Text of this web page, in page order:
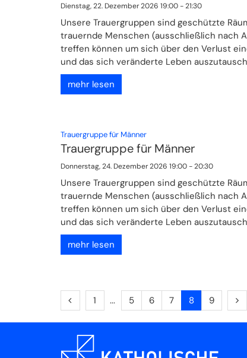
Dienstag, 22. Dezember 2026 19:00 - 21:30
Unsere Trauergruppen sind geschützte
trauernde Menschen (ausschließlich nach
treffen können um sich über den Verlust
und das sich veränderte Leben
mehr lesen
Trauergruppe für Männer:
Trauergruppe für Männer
Donnerstag, 24. Dezember 2026 19:00 - 20:30
Unsere Trauergruppen sind geschützte
trauernde Menschen (ausschließlich nach
treffen können um sich über den Verlust
und das sich veränderte Leben
mehr lesen
Vorherige Seite
Erste Seite
1 5 6 7 8 9